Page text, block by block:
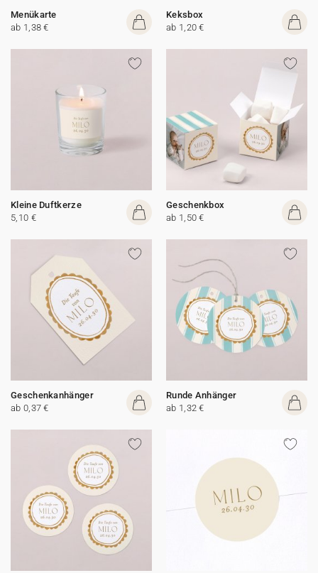
Menükarte
ab 1,38 €
Keksbox
ab 1,20 €
Kleine Duftkerze
5,10 €
Geschenkbox
ab 1,50 €
Geschenkanhänger
ab 0,37 €
Runde Anhänger
ab 1,32 €